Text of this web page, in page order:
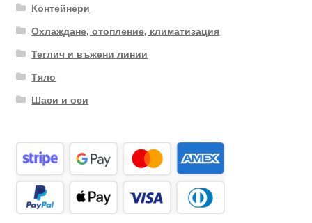
Контейнери
Охлаждане, отопление, климатизация
Теглич и въжени линии
Тяло
Шаси и оси